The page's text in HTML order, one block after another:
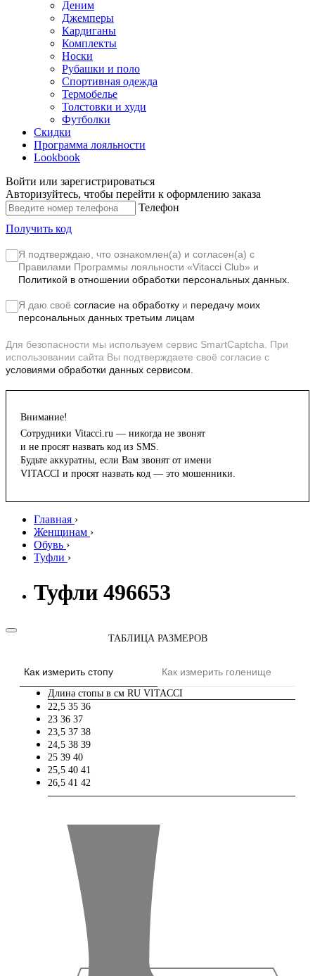
Деним
Джемперы
Кардиганы
Комплекты
Носки
Рубашки и поло
Спортивная одежда
Термобелье
Толстовки и худи
Футболки
Скидки
Программа лояльности
Lookbook
Войти или зарегистрироваться
Авторизуйтесь, чтобы перейти к оформлению заказа
Телефон
Получить код
Я подтверждаю, что ознакомлен(а) и согласен(а) с
Правилами Программы лояльности «Vitacci Club» и
Политикой в отношении обработки персональных данных.
Я даю своё согласие на обработку и передачу моих
персональных данных третьим лицам
Для безопасности мы используем сервис SmartCaptcha. При
использовании сайта Вы подтверждаете своё согласие с
условиями обработки данных сервисом.
Внимание!
Сотрудники Vitacci.ru — никогда не звонят
и не просят назвать код из SMS.
Будьте аккуратны, если Вам звонят от имени
VITACCI и просят назвать код — это мошенники.
Главная ›
Женщинам ›
Обувь ›
Туфли ›
Туфли 496653
ТАБЛИЦА РАЗМЕРОВ
Как измерить стопу Как измерить голенище
Длина стопы в см RU VITACCI
22,5 35 36
23 36 37
23,5 37 38
24,5 38 39
25 39 40
25,5 40 41
26,5 41 42